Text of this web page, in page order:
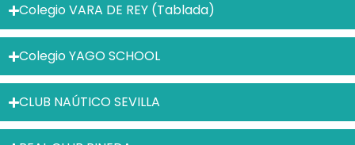
Colegio VARA DE REY (Tablada)
Colegio YAGO SCHOOL
CLUB NAÚTICO SEVILLA